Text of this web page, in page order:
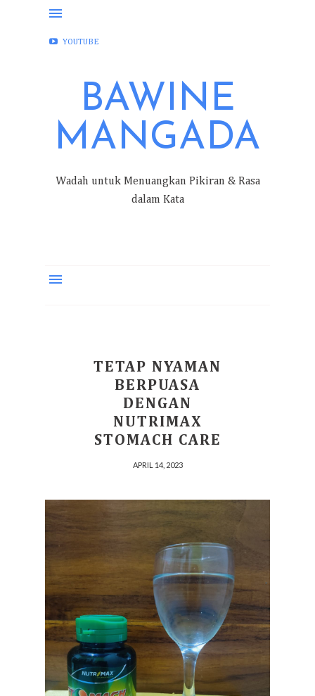
FACEBOOK
YOUTUBE
BAWINE
MANGADA
Wadah untuk Menuangkan Pikiran & Rasa
dalam Kata
TETAP NYAMAN
BERPUASA
DENGAN
NUTRIMAX
STOMACH CARE
APRIL 14, 2023